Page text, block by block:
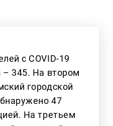
с COVID-19
345. На втором
городской
47
На третьем